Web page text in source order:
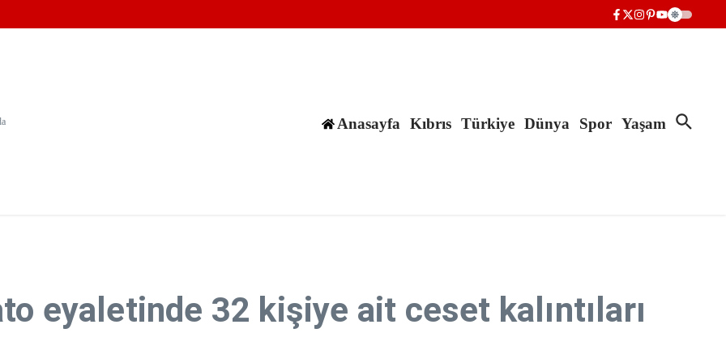
Anasayfa Kıbrıs Türkiye Dünya Spor Yaşam
eyaletinde 32 kişiye ait ceset kalıntıları